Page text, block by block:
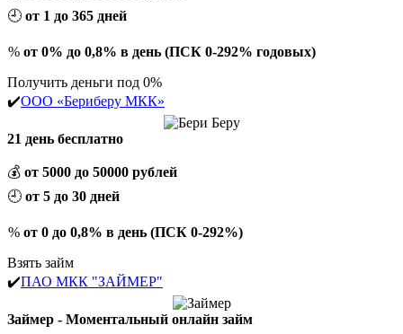
🕘 от 1 до 365 дней
% от 0% до 0,8% в день (ПСК 0-292% годовых)
Получить деньги под 0%
✔️ООО «Бериберу МКК»
21 день бесплатно
💰 от 5000 до 50000 рублей
🕘 от 5 до 30 дней
% от 0 до 0,8% в день (ПСК 0-292%)
Взять займ
✔️ПАО МКК "ЗАЙМЕР"
Займер - Моментальный онлайн займ